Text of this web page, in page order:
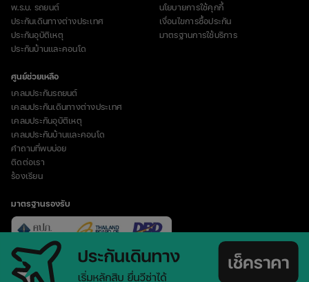
vertical_align_top
พ.ร.บ. รถยนต์
ประกันเดินทางต่างประเทศ
ประกันอุบัติเหตุ
ประกันบ้านและคอนโด
นโยบายการใช้คุกกี้
เงื่อนไขการซื้อประกัน
มาตรฐานการใช้บริการ
ศูนย์ช่วยเหลือ
เคลมประกันรถยนต์
เคลมประกันเดินทางต่างประเทศ
เคลมประกันอุบัติเหตุ
เคลมประกันบ้านและคอนโด
คำถามที่พบบ่อย
ติดต่อเรา
ร้องเรียน
มาตรฐานรองรับ